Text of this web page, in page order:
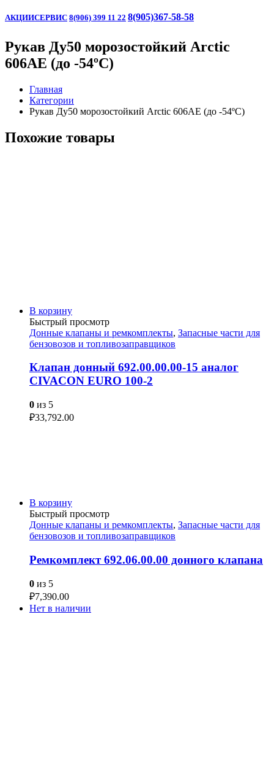
АКЦИИСЕРВИС 8(906) 399 11 22 8(905)367-58-58
Рукав Ду50 морозостойкий Arctic
606AE (до -54ºС)
Главная
Категории
Рукав Ду50 морозостойкий Arctic 606AE (до -54ºС)
Похожие товары
В корзину
Быстрый просмотр
Донные клапаны и ремкомплекты, Запасные части для
бензовозов и топливозаправщиков
Клапан донный 692.00.00.00-15 аналог
CIVACON EURO 100-2
0 из 5
₽33,792.00
В корзину
Быстрый просмотр
Донные клапаны и ремкомплекты, Запасные части для
бензовозов и топливозаправщиков
Ремкомплект 692.06.00.00 донного клапана
0 из 5
₽7,390.00
Нет в наличии